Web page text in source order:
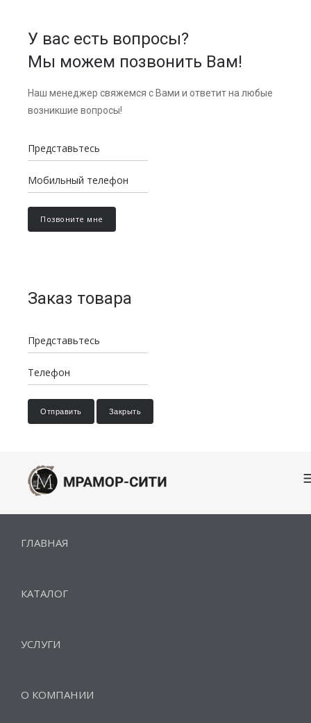
У вас есть вопросы?
Мы можем позвонить Вам!
Наш менеджер свяжемся с Вами и ответит на любые
возникшие вопросы!
Заказ товара
Отправить Закрыть
ГЛАВНАЯ
КАТАЛОГ
УСЛУГИ
О КОМПАНИИ